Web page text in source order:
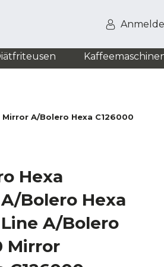
A/Bolero Hexa C126000 Mirror
Hexa
Bolero Hexa
A/Bolero
Mirror